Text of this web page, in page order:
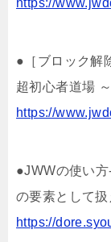
https://
●［ブロック解
超初心者道場
https://
●JWWの使い
の要素として扱
https://